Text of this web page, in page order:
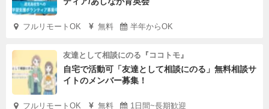
フルリモートOK 無料 半年からOK
友達として相談にのる『ココトモ』
自宅で活動可「友達として相談にのる」無料相談サ
イトのメンバー募集！
フルリモートOK 無料 1日間~長期歓迎